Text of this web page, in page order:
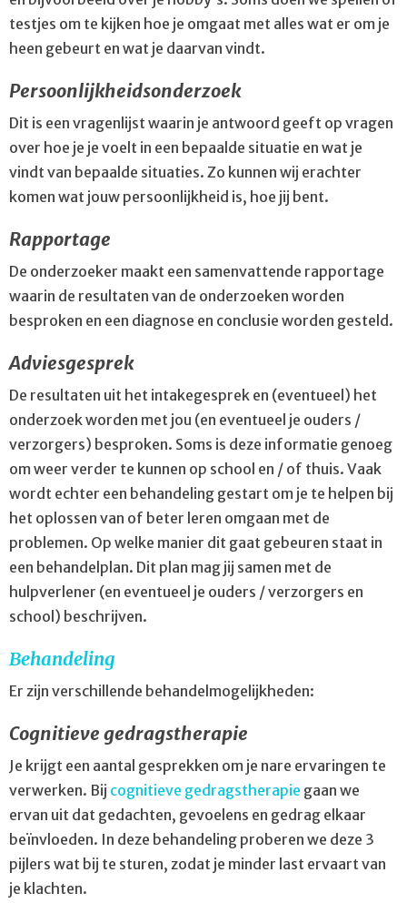
testjes om te kijken hoe je omgaat met alles wat er om je
heen gebeurt en wat je daarvan vindt.
Persoonlijkheidsonderzoek
Dit is een vragenlijst waarin je antwoord geeft op vragen
over hoe je je voelt in een bepaalde situatie en wat je
vindt van bepaalde situaties. Zo kunnen wij erachter
komen wat jouw persoonlijkheid is, hoe jij bent.
Rapportage
De onderzoeker maakt een samenvattende rapportage
waarin de resultaten van de onderzoeken worden
besproken en een diagnose en conclusie worden gesteld.
Adviesgesprek
De resultaten uit het intakegesprek en (eventueel) het
onderzoek worden met jou (en eventueel je ouders /
verzorgers) besproken. Soms is deze informatie genoeg
om weer verder te kunnen op school en / of thuis. Vaak
wordt echter een behandeling gestart om je te helpen bij
het oplossen van of beter leren omgaan met de
problemen. Op welke manier dit gaat gebeuren staat in
een behandelplan. Dit plan mag jij samen met de
hulpverlener (en eventueel je ouders / verzorgers en
school) beschrijven.
Behandeling
Er zijn verschillende behandelmogelijkheden:
Cognitieve gedragstherapie
Je krijgt een aantal gesprekken om je nare ervaringen te
verwerken. Bij cognitieve gedragstherapie gaan we
ervan uit dat gedachten, gevoelens en gedrag elkaar
beïnvloeden. In deze behandeling proberen we deze 3
pijlers wat bij te sturen, zodat je minder last ervaart van
je klachten.